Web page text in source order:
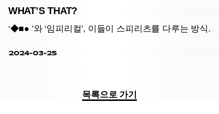
WHAT’S THAT?
‘◆■● ’와 ‘임피리컬’, 이들이 스피리츠를 다루는 방식.
2024-03-25
목록으로 가기